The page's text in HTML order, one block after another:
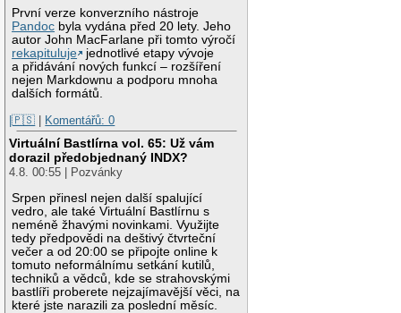
První verze konverzního nástroje
Pandoc byla vydána před 20 lety. Jeho
autor John MacFarlane při tomto výročí
rekapituluje
jednotlivé etapy vývoje
a přidávání nových funkcí – rozšíření
nejen Markdownu a podporu mnoha
dalších formátů.
|🇵🇸 | Komentářů: 0
Virtuální Bastlírna vol. 65: Už vám
dorazil předobjednaný INDX?
4.8. 00:55 | Pozvánky
Srpen přinesl nejen další spalující
vedro, ale také Virtuální Bastlírnu s
neméně žhavými novinkami. Využijte
tedy předpovědi na deštivý čtvrteční
večer a od 20:00 se připojte online k
tomuto neformálnímu setkání kutilů,
techniků a vědců, kde se strahovskými
bastlíři proberete nejzajímavější věci, na
které jste narazili za poslední měsíc.